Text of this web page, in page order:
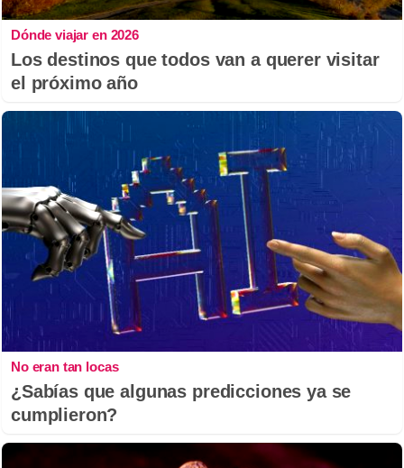
Dónde viajar en 2026
Los destinos que todos van a querer visitar
el próximo año
No eran tan locas
¿Sabías que algunas predicciones ya se
cumplieron?